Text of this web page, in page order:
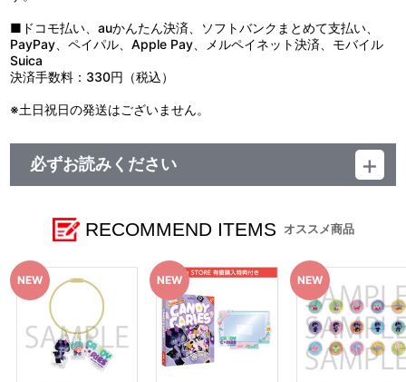
■ドコモ払い、auかんたん決済、ソフトバンクまとめて支払い、
PayPay、ペイパル、Apple Pay、メルペイネット決済、モバイル
Suica
決済手数料：330円（税込）
※土日祝日の発送はございません。
必ずお読みください
※本商品は全国一般店でもお取り扱いいたします。
※特典は商品に同梱してお届けいたします。
※イベントや海外等で販売する場合がございます。
※商品画像・特典画像はイメージです。実際の仕様とは異なる場
合がございます。あらかじめご了承ください。
※特典・仕様等は予告なく変更となる場合がございます。
※撮影環境やご利用のモニター環境により、実物と多少異なって
見える場合がございます。
※すでにご注文しているかのご確認には、「マイページ」→「ご
注文履歴」にてご確認いただけます。
RECOMMEND ITEMS オススメ商品